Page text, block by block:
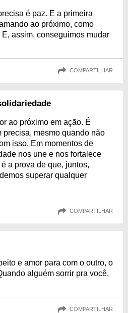
é paz. E a primeira
ao próximo, como
assim, conseguimos mudar
COMPARTILHAR
ao próximo em ação. É
precisa, mesmo quando não
isso. Em momentos de
nos une e nos fortalece
a prova de que, juntos,
superar qualquer
COMPARTILHAR
e amor para com o outro, o
alguém sorrir pra você,
COMPARTILHAR